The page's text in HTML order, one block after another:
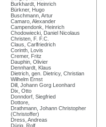
Burkhardt, Heinrich
Bürkner, Hugo
Buschmann, Artur
Camaro, Alexander
Campendonk, Heinrich
Chodowiecki, Daniel Nicolaus
Christen, F. F.C.
Claus, Carlfriedrich
Corinth, Lovis
Cremer, Fritz
Dauphin, Olivier
Dennhardt, Klaus
Dietrich, gen. Dietricy, Christian
Wilhelm Ernst
Dill, Johann Gorg Leonhard
Dix, Otto
Donndorf, Siegfried
Dottore,
Drathmann, Johann Christopher
(Christoffer)
Dress, Andreas
Dürig, Rolf